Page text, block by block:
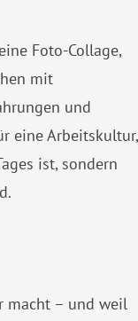
Foto-Collage,
mit
und
eine Arbeitskultur,
ist, sondern
macht – und weil